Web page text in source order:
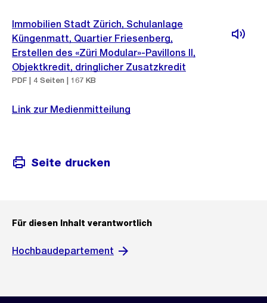
Immobilien Stadt Zürich, Schulanlage
Küngenmatt, Quartier Friesenberg,
Erstellen des «Züri Modular»-Pavillons II,
Objektkredit, dringlicher Zusatzkredit
PDF | 4 Seiten | 167 KB
Link zur Medienmitteilung
Seite drucken
Für diesen Inhalt verantwortlich
Hochbaudepartement